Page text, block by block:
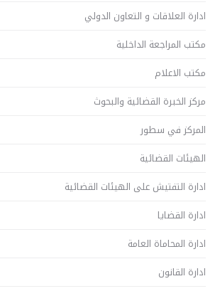
ادارة العلاقات و التعاون الدولي
مكتب المراجعة الداخلية
مكتب الاعلام
مركز الخبرة القضائية والبحوث
المركز في سطور
الهيئات القضائية
ادارة التفتيش على الهيئات القضائية
ادارة القضايا
ادارة المحاماة العامة
ادارة القانون